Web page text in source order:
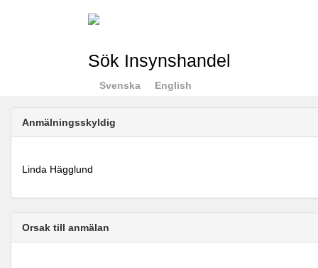
Sök Insynshandel
Svenska English
Anmälningsskyldig
Linda Hägglund
Orsak till anmälan